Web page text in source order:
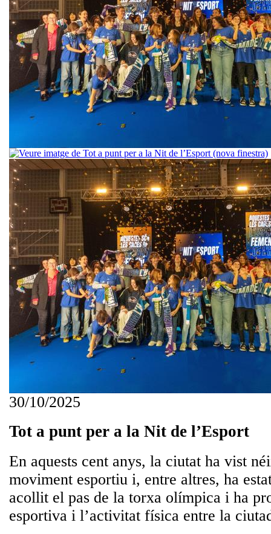
30/10/2025
Tot a punt per a la Nit de l’Esport
En aquests cent anys, la ciutat ha vist
moviment esportiu i, entre altres, ha
acollit el pas de la torxa olímpica i ha
esportiva i l’activitat física entre la